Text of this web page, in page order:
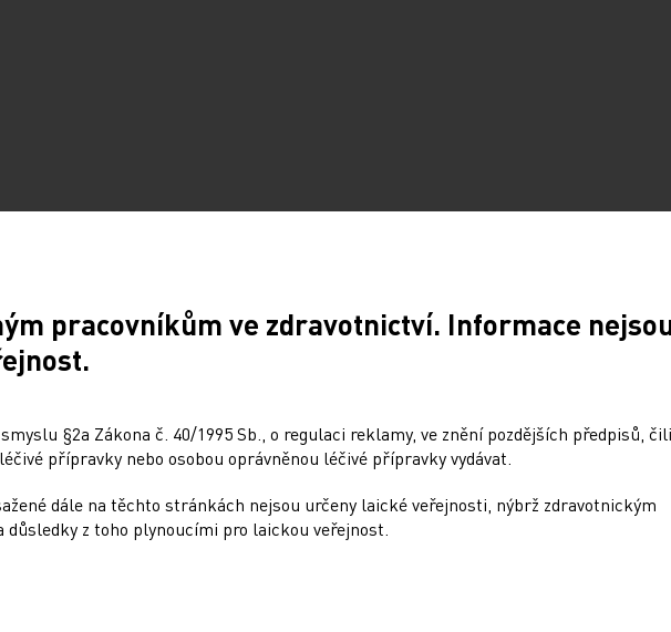
pracovníkům ve zdravotnictví. Informace
§2a Zákona č. 40/1995 Sb., o regulaci reklamy, ve znění pozdějších předpisů, čili
přípravky nebo osobou oprávněnou léčivé přípravky vydávat.
dále na těchto stránkách nejsou určeny laické veřejnosti, nýbrž zdravotnickým
z toho plynoucími pro laickou veřejnost.